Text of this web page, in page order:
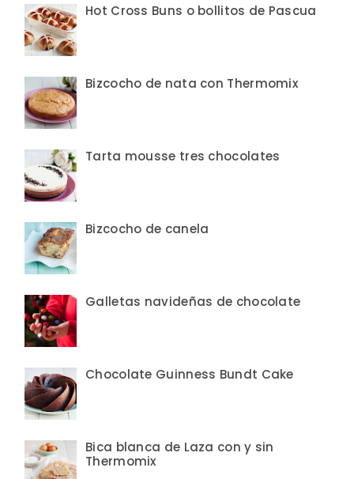
Hot Cross Buns o bollitos de Pascua
Bizcocho de nata con Thermomix
Tarta mousse tres chocolates
Bizcocho de canela
Galletas navideñas de chocolate
Chocolate Guinness Bundt Cake
Bica blanca de Laza con y sin
Thermomix